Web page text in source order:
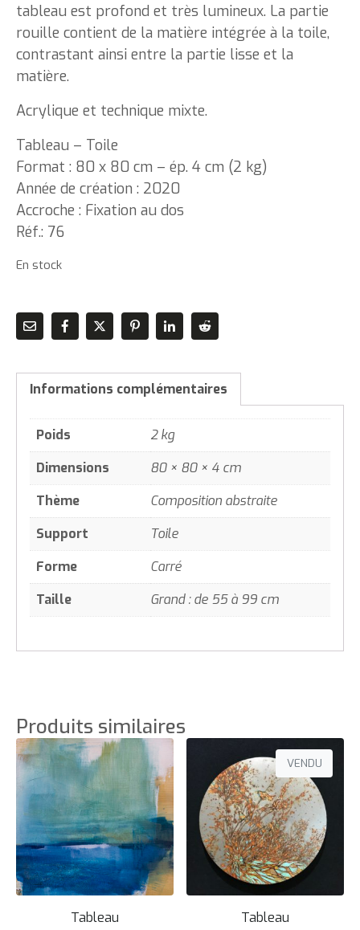
tableau est profond et très lumineux. La partie
rouille contient de la matière intégrée à la toile,
contrastant ainsi entre la partie lisse et la
matière.
Acrylique et technique mixte.
Tableau – Toile
Format : 80 x 80 cm – ép. 4 cm (2 kg)
Année de création : 2020
Accroche : Fixation au dos
Réf.: 76
En stock
Informations complémentaires
Poids
2 kg
Dimensions
80 × 80 × 4 cm
Thème
Composition abstraite
Support
Toile
Forme
Carré
Taille
Grand : de 55 à 99 cm
Produits similaires
Tableau
VENDU
Tableau